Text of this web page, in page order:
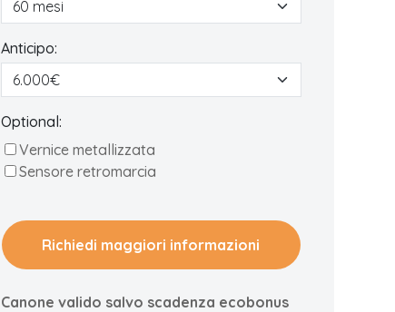
Anticipo:
Optional:
Vernice metallizzata
Sensore retromarcia
Richiedi maggiori informazioni
Canone valido salvo scadenza ecobonus